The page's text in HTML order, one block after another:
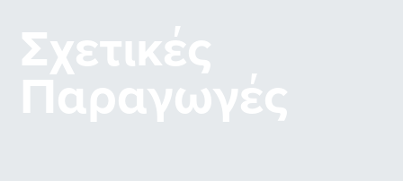
Σχετικές
Παραγωγές